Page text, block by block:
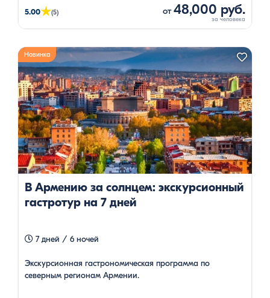
5.00★(5) от48,000 руб.
Новинка
В Армению за солнцем: экскурсионный
гастротур на 7 дней
7 дней / 6 ночей
Экскурсионная гастрономическая программа по
северным регионам Армении.